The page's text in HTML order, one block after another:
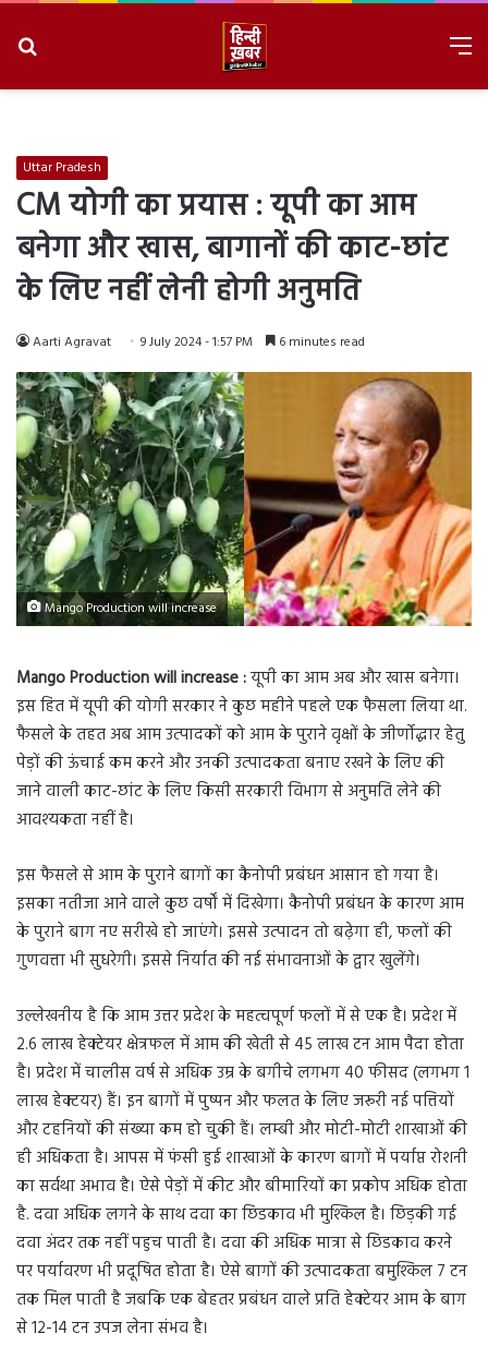
Uttar Pradesh
CM योगी का प्रयास : यूपी का आम
बनेगा और खास, बागानों की काट-छांट
के लिए नहीं लेनी होगी अनुमति
Aarti Agravat 9 July 2024 - 1:57 PM 6 minutes read
Mango Production will increase
Mango Production will increase :यूपी का आम अब और खास बनेगा।
इस हित में यूपी की योगी सरकार ने कुछ महीने पहले एक फैसला लिया था.
फैसले के तहत अब आम उत्पादकों को आम के पुराने वृक्षों के जीर्णोद्धार हेतु
पेड़ों की ऊंचाई कम करने और उनकी उत्पादकता बनाए रखने के लिए की
जाने वाली काट-छांट के लिए किसी सरकारी विभाग से अनुमति लेने की
आवश्यकता नहीं है।
इस फैसले से आम के पुराने बागों का कैनोपी प्रबंधन आसान हो गया है।
इसका नतीजा आने वाले कुछ वर्षों में दिखेगा। कैनोपी प्रबंधन के कारण आम
के पुराने बाग नए सरीखे हो जाएंगे। इससे उत्पादन तो बढ़ेगा ही, फलों की
गुणवत्ता भी सुधरेगी। इससे निर्यात की नई संभावनाओं के द्वार खुलेंगे।
उल्लेखनीय है कि आम उत्तर प्रदेश के महत्वपूर्ण फलों में से एक है। प्रदेश में
2.6 लाख हेक्टेयर क्षेत्रफल में आम की खेती से 45 लाख टन आम पैदा होता
है। प्रदेश में चालीस वर्ष से अधिक उम्र के बगीचे लगभग 40 फीसद (लगभग 1
लाख हेक्टयर) हैं। इन बागों में पुष्पन और फलत के लिए जरूरी नई पत्तियों
और टहनियों की संख्या कम हो चुकी हैं। लम्बी और मोटी-मोटी शाखाओं की
ही अधिकता है। आपस में फंसी हुई शाखाओं के कारण बागों में पर्याप्त रोशनी
का सर्वथा अभाव है। ऐसे पेड़ों में कीट और बीमारियों का प्रकोप अधिक होता
है. दवा अधिक लगने के साथ दवा का छिडकाव भी मुश्किल है। छिड़की गई
दवा अंदर तक नहीं पहुच पाती है। दवा की अधिक मात्रा से छिडकाव करने
पर पर्यावरण भी प्रदूषित होता है। ऐसे बागों की उत्पादकता बमुश्किल 7 टन
तक मिल पाती है जबकि एक बेहतर प्रबंधन वाले प्रति हेक्टेयर आम के बाग
से 12-14 टन उपज लेना संभव है।